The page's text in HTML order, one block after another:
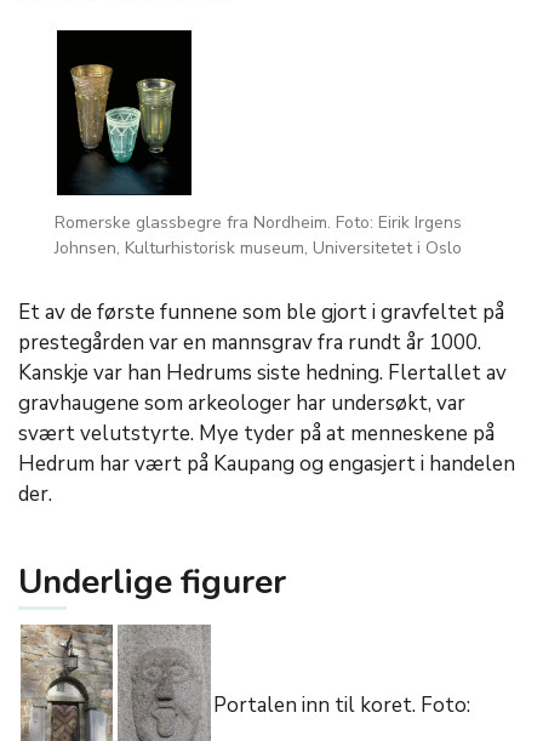
Romerske glassbegre fra Nordheim. Foto: Eirik Irgens
Johnsen, Kulturhistorisk museum, Universitetet i Oslo
Et av de første funnene som ble gjort i gravfeltet på
prestegården var en mannsgrav fra rundt år 1000.
Kanskje var han Hedrums siste hedning. Flertallet av
gravhaugene som arkeologer har undersøkt, var
svært velutstyrte. Mye tyder på at menneskene på
Hedrum har vært på Kaupang og engasjert i handelen
der.
Underlige figurer
Portalen inn til koret. Foto: